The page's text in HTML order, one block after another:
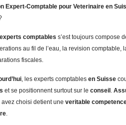
Expert-Comptable pour Veterinaire en
comptables s’est toujours compose
au fil de l’eau, la revision comptable,
fiscales.
, les experts comptables en Suisse
et se positionnent surtout sur le conseil .
choisi detient une veritable
.